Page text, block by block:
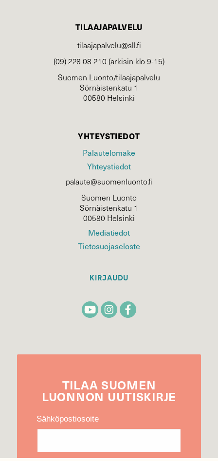
TILAAJAPALVELU
tilaajapalvelu@sll.fi
(09) 228 08 210 (arkisin klo 9-15)
Suomen Luonto/tilaajapalvelu
Sörnäistenkatu 1
00580 Helsinki
YHTEYSTIEDOT
Palautelomake
Yhteystiedot
palaute@suomenluonto.fi
Suomen Luonto
Sörnäistenkatu 1
00580 Helsinki
Mediatiedot
Tietosuojaseloste
KIRJAUDU
TILAA SUOMEN
LUONNON UUTIS­KIRJE
Sähköpostiosoite